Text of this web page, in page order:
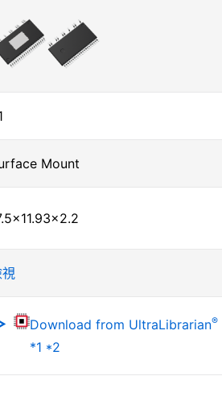
Mount
Download from UltraLibrarian®
*1 *2